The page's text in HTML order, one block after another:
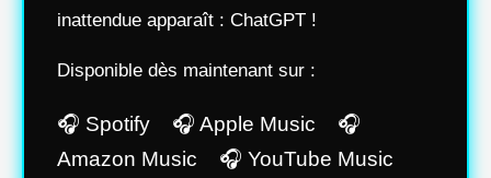
inattendue apparaît : ChatGPT !
Disponible dès maintenant sur :
🎧 Spotify 🎧 Apple Music 🎧
Amazon Music 🎧 YouTube Music